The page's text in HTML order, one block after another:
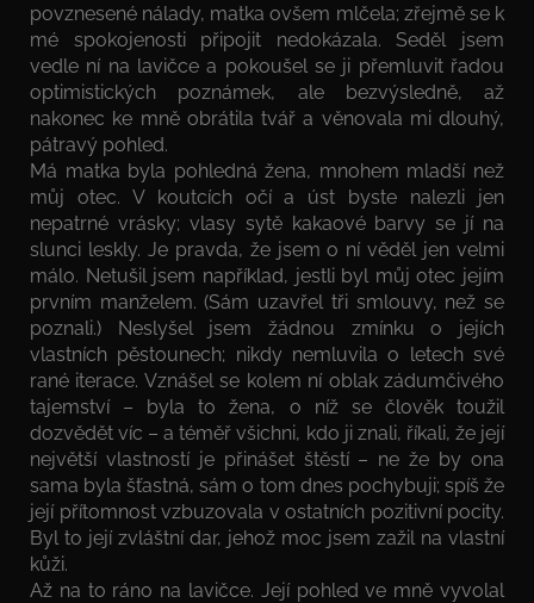
povznesené nálady, matka ovšem mlčela; zřejmě se k
mé spokojenosti připojit nedokázala. Seděl jsem
vedle ní na lavičce a pokoušel se ji přemluvit řadou
optimistických poznámek, ale bezvýsledně, až
nakonec ke mně obrátila tvář a věnovala mi dlouhý,
pátravý pohled.
Má matka byla pohledná žena, mnohem mladší než
můj otec. V koutcích očí a úst byste nalezli jen
nepatrné vrásky; vlasy sytě kakaové barvy se jí na
slunci leskly. Je pravda, že jsem o ní věděl jen velmi
málo. Netušil jsem například, jestli byl můj otec jejím
prvním manželem. (Sám uzavřel tři smlouvy, než se
poznali.) Neslyšel jsem žádnou zmínku o jejích
vlastních pěstounech; nikdy nemluvila o letech své
rané iterace. Vznášel se kolem ní oblak zádumčivého
tajemství – byla to žena, o níž se člověk toužil
dozvědět víc – a téměř všichni, kdo ji znali, říkali, že její
největší vlastností je přinášet štěstí – ne že by ona
sama byla šťastná, sám o tom dnes pochybuji; spíš že
její přítomnost vzbuzovala v ostatních pozitivní pocity.
Byl to její zvláštní dar, jehož moc jsem zažil na vlastní
kůži.
Až na to ráno na lavičce. Její pohled ve mně vyvolal